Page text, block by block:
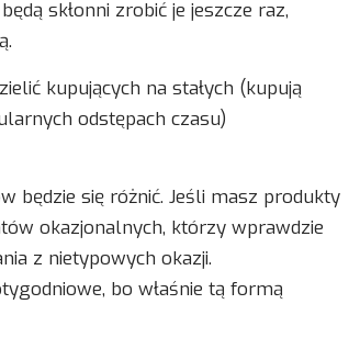
skłonni zrobić je jeszcze raz,
kupujących na stałych (kupują
odstępach czasu)
będzie się różnić. Jeśli masz produkty
okazjonalnych, którzy wprawdzie
z nietypowych okazji.
bo właśnie tą formą